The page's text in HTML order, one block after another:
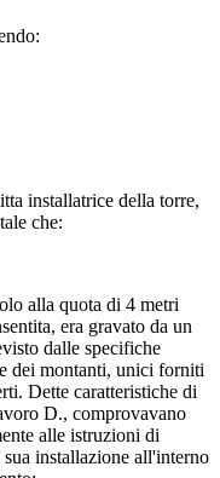
installatrice della torre,
che:
alla quota di 4 metri
era gravato da un
dalle specifiche
dei montanti, unici forniti
Dette caratteristiche di
D., comprovavano
alle istruzioni di
installazione all'interno